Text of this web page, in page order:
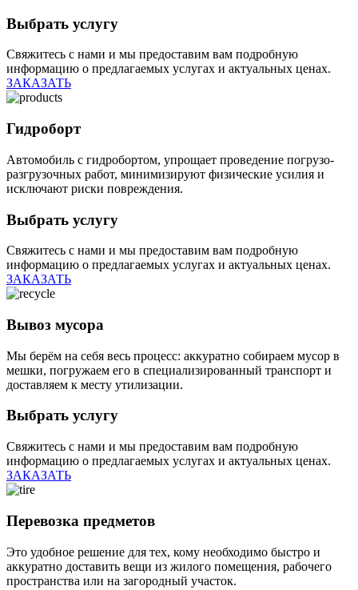
Выбрать услугу
Свяжитесь с нами и мы предоставим вам подробную
информацию о предлагаемых услугах и актуальных ценах.
ЗАКАЗАТЬ
Гидроборт
Автомобиль с гидробортом, упрощает проведение погрузо-
разгрузочных работ, минимизируют физические усилия и
исключают риски повреждения.
Выбрать услугу
Свяжитесь с нами и мы предоставим вам подробную
информацию о предлагаемых услугах и актуальных ценах.
ЗАКАЗАТЬ
Вывоз мусора
Мы берём на себя весь процесс: аккуратно собираем мусор в
мешки, погружаем его в специализированный транспорт и
доставляем к месту утилизации.
Выбрать услугу
Свяжитесь с нами и мы предоставим вам подробную
информацию о предлагаемых услугах и актуальных ценах.
ЗАКАЗАТЬ
Перевозка предметов
Это удобное решение для тех, кому необходимо быстро и
аккуратно доставить вещи из жилого помещения, рабочего
пространства или на загородный участок.